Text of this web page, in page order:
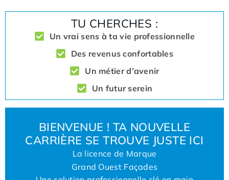
TU CHERCHES :
Un vrai sens à ta vie professionnelle
Des revenus confortables
Un métier d’avenir
Un futur serein
BIENVENUE ! TA NOUVELLE
CARRIÈRE SE TROUVE JUSTE ICI
La licence de Marque
Grand Ouest Façades